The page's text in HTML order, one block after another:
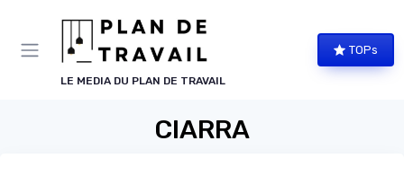
LE MEDIA DU PLAN DE TRAVAIL
TOPs
CIARRA